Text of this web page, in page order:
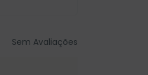
Sem Avaliações